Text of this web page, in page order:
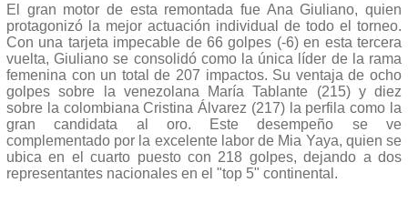
El gran motor de esta remontada fue Ana Giuliano, quien
protagonizó la mejor actuación individual de todo el torneo.
Con una tarjeta impecable de 66 golpes (-6) en esta tercera
vuelta, Giuliano se consolidó como la única líder de la rama
femenina con un total de 207 impactos. Su ventaja de ocho
golpes sobre la venezolana María Tablante (215) y diez
sobre la colombiana Cristina Álvarez (217) la perfila como la
gran candidata al oro. Este desempeño se ve
complementado por la excelente labor de Mia Yaya, quien se
ubica en el cuarto puesto con 218 golpes, dejando a dos
representantes nacionales en el "top 5" continental.